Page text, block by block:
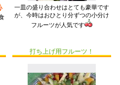
一皿の盛り合わせはとても豪華です
が、今時はおひとり分ずつの小分け
フルーツが人気です
打ち上げ用フルーツ！